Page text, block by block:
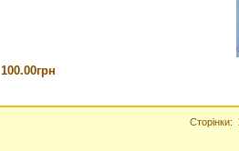
100.00грн
Сторінки: